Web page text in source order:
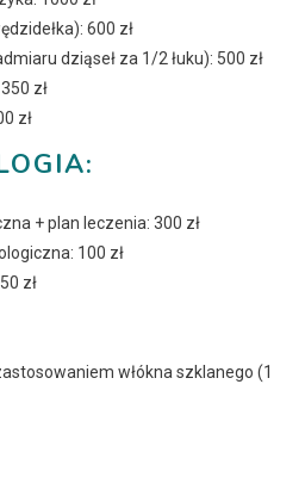
600 zł
dziąseł za 1/2 łuku): 500 zł
zł
zł
+ plan leczenia: 300 zł
100 zł
zł
włókna szklanego (1